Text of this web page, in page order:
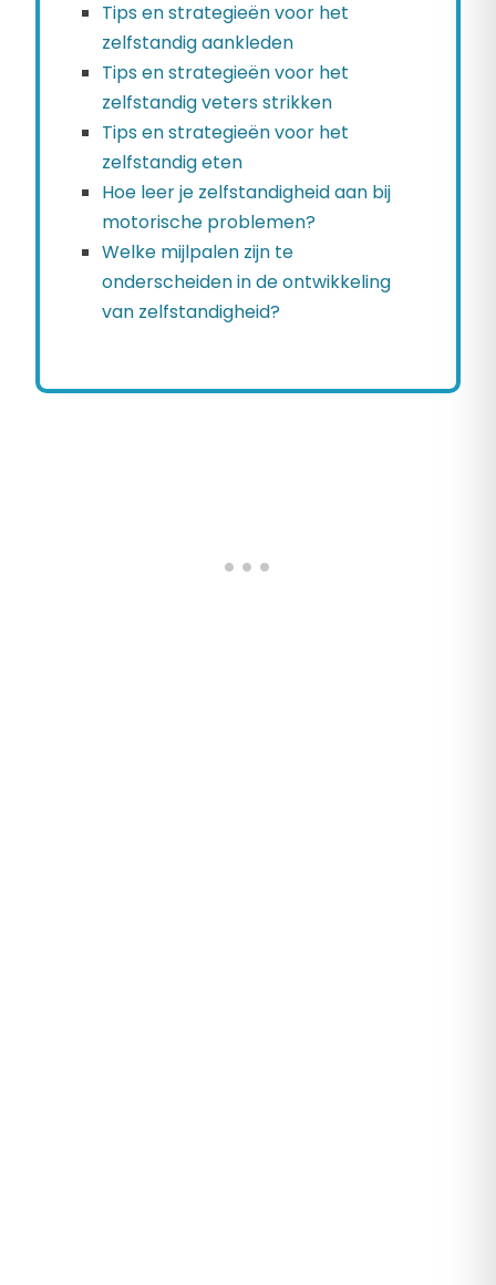
Tips en strategieën voor het
zelfstandig aankleden
Tips en strategieën voor het
zelfstandig veters strikken
Tips en strategieën voor het
zelfstandig eten
Hoe leer je zelfstandigheid aan bij
motorische problemen?
Welke mijlpalen zijn te
onderscheiden in de ontwikkeling
van zelfstandigheid?